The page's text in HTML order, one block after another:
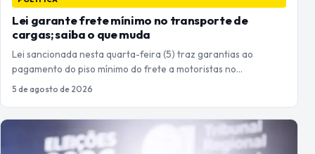
Lei garante frete mínimo no transporte de
cargas; saiba o que muda
Lei sancionada nesta quarta-feira (5) traz garantias ao
pagamento do piso mínimo do frete a motoristas no…
5 de agosto de 2026